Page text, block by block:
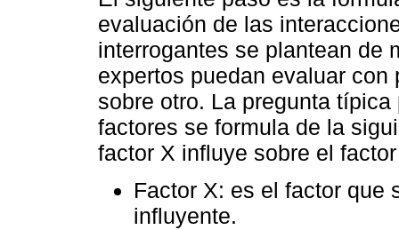
evaluación de las
interrogantes se plantean de
expertos puedan evaluar
sobre otro. La pregunta
factores se formula de la
factor X influye sobre el
Factor X: es el factor que
influyente.